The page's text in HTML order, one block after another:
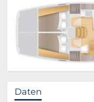
Daten